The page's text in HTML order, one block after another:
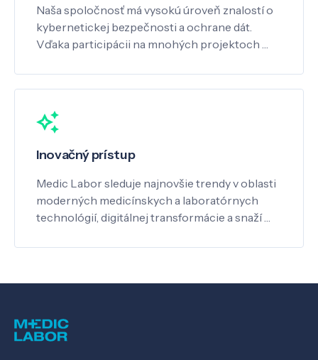
Naša spoločnosť má vysokú úroveň znalostí o
kybernetickej bezpečnosti a ochrane dát.
Vďaka participácii na mnohých projektoch …
Inovačný prístup
Medic Labor sleduje najnovšie trendy v oblasti
moderných medicínskych a laboratórnych
technológií, digitálnej transformácie a snaží …